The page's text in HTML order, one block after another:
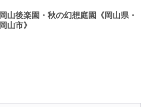
岡山後楽園・秋の幻想庭園《岡山県・
岡山市》